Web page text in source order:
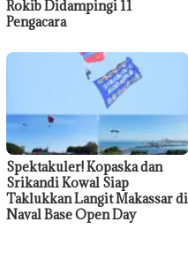
Rokib Didampingi 11
Pengacara
Spektakuler! Kopaska dan
Srikandi Kowal Siap
Taklukkan Langit Makassar di
Naval Base Open Day